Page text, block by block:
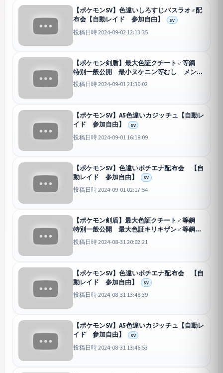
【ポケモンSV】色違いしろすじバスラオ♂配
布会【自動レイド 参加自由】
SV
投稿日時 2024-09-02 12:13:35
【ポケモン剣盾】最大色証クチート♂等鋼
特別一般公開 最小ヌケニン等むし メンバ
ー限定 最大S0ジュラルドン・カイリュー
他希望により変動
投稿日時 2024-09-01 21:30:02
【ポケモンSV】A5色違いカジッチュ【自動レ
イド 参加自由】
SV
投稿日時 2024-09-01 16:18:09
【ポケモンSV】色違いポチエナ配布会 【自
動レイド 参加自由】
SV
投稿日時 2024-09-01 02:17:54
【ポケモン剣盾】最大色証クチート♂等鋼
特別一般公開 最大色証キリキザン♂等鋼
最小ヌケニン等むし メンバー限定 他希望
により変動
投稿日時 2024-08-31 20:02:21
【ポケモンSV】色違いポチエナ配布会 【自
動レイド 参加自由】
SV
投稿日時 2024-08-31 13:48:39
【ポケモンSV】A5色違いカジッチュ【自動レ
イド 参加自由】
SV
投稿日時 2024-08-31 13:46:53